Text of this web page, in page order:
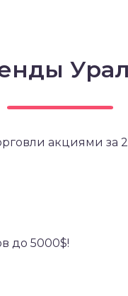
акциями за
до 5000$!